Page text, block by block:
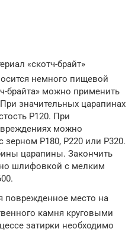
«скотч-брайт»
немного пищевой
брайта» можно применить
значительных царапинах
Р120. При
можно
зерном Р180, Р220 или Р320.
царапины. Закончить
шлифовкой с мелким
поврежденное место на
камня круговыми
затирки необходимо